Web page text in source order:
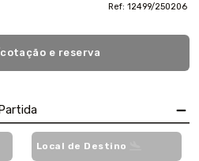
Ref: 12499/250206
e reserva
Partida
Local de Destino